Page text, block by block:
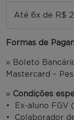
Até 6x de R$
Formas de
» Boleto
Mastercard –
» Condições
• Ex-aluno FGV
• Colaborador